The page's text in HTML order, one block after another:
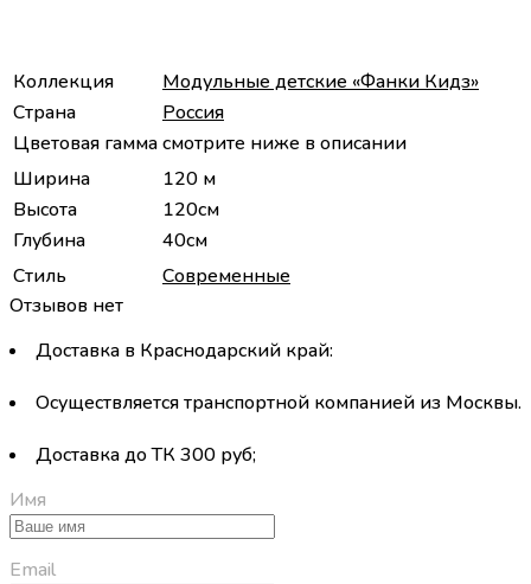
Коллекция
Модульные детские «Фанки Кидз»
Страна
Россия
Цветовая гаммасмотрите ниже в описании
Ширина
120 м
Высота
120см
Глубина
40см
Стиль
Современные
Отзывов нет
Доставка в Краснодарский край:
Осуществляется транспортной компанией из Москвы.
Доставка до ТК 300 руб;
Имя
Email